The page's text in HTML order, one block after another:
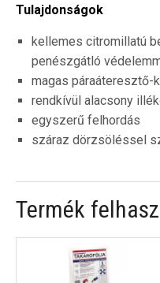
Tulajdonságok
kellemes citromillatú
penészgátló
magas páraáteresztő-
rendkívül alacsony
egyszerű felhordás
száraz dörzsöléssel
Termék